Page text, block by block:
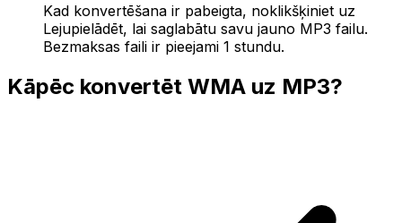
Kad konvertēšana ir pabeigta, noklikšķiniet uz
Lejupielādēt, lai saglabātu savu jauno MP3 failu.
Bezmaksas faili ir pieejami 1 stundu.
Kāpēc konvertēt WMA uz MP3?